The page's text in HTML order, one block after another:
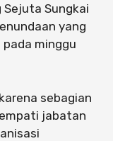
Sejuta Sungkai
yang
minggu
sebagian
jabatan